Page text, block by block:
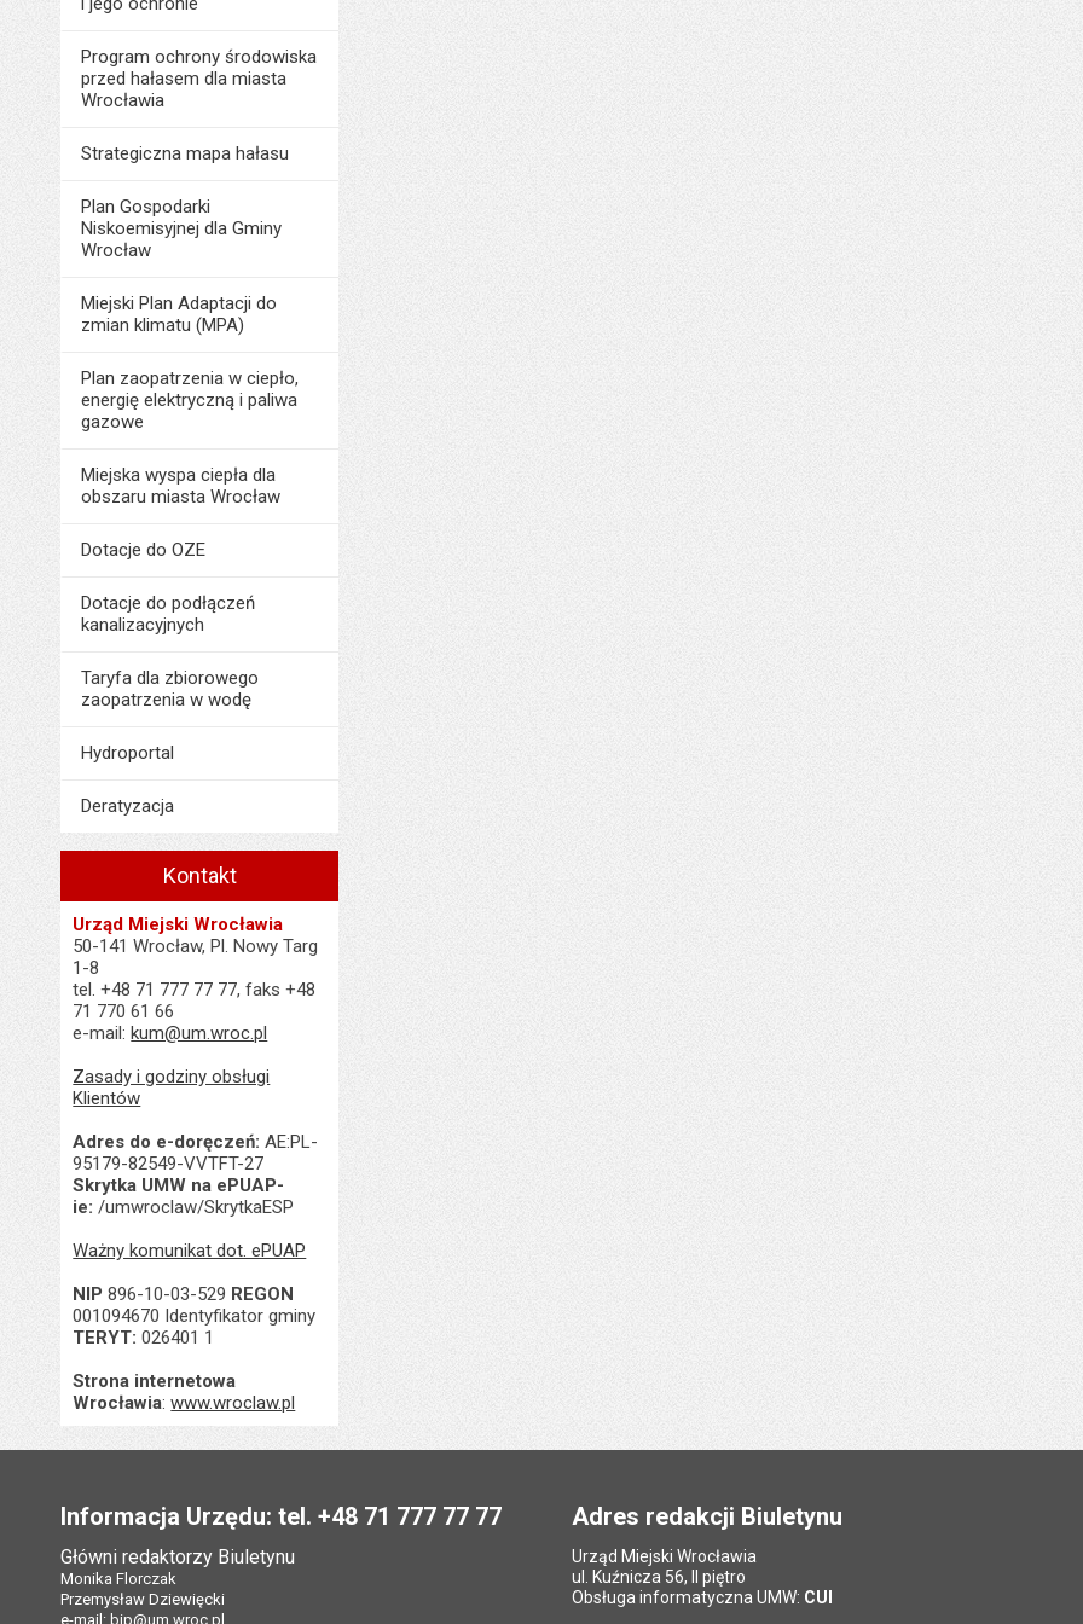
Program ochrony środowiska
przed hałasem dla miasta
Wrocławia
Strategiczna mapa hałasu
Plan Gospodarki
Niskoemisyjnej dla Gminy
Wrocław
Miejski Plan Adaptacji do
zmian klimatu (MPA)
Plan zaopatrzenia w ciepło,
energię elektryczną i paliwa
gazowe
Miejska wyspa ciepła dla
obszaru miasta Wrocław
Dotacje do OZE
Dotacje do podłączeń
kanalizacyjnych
Taryfa dla zbiorowego
zaopatrzenia w wodę
Hydroportal
Deratyzacja
Kontakt
Urząd Miejski Wrocławia
50-141 Wrocław, Pl. Nowy Targ
1-8
tel. +48 71 777 77 77, faks +48
71 770 61 66
e-mail:kum@um.wroc.pl
Zasady i godziny obsługi
Klientów
Adres do e-doręczeń: AE:PL-
95179-82549-VVTFT-27
Skrytka UMW na ePUAP-
ie: /umwroclaw/SkrytkaESP
Ważny komunikat dot. ePUAP
NIP 896-10-03-529 REGON
001094670 Identyfikator gminy
TERYT: 026401 1
Strona internetowa
Wrocławia:www.wroclaw.pl
Informacja Urzędu: tel. +48 71 777 77 77
Główni redaktorzy Biuletynu
Monika Florczak
Przemysław Dziewięcki
e-mail: bip@um.wroc.pl
Adres redakcji Biuletynu
Urząd Miejski Wrocławia
ul. Kuźnicza 56, II piętro
Obsługa informatyczna UMW: CUI